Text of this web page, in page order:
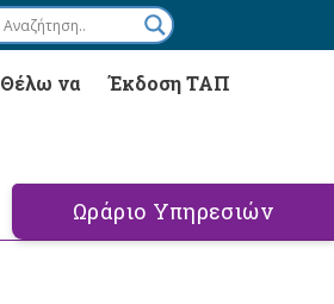
Θέλω να Έκδοση ΤΑΠ
Ωράριο Υπηρεσιών